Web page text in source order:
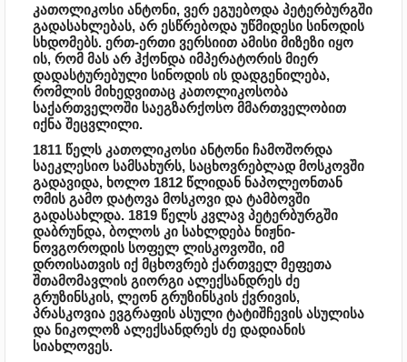
კათოლიკოსი ანტონი, ვერ ეგუებოდა პეტერბურგში
გადასახლებას, არ ესწრებოდა უწმიდესი სინოდის
სხდომებს. ერთ-ერთი ვერსიით ამისი მიზეზი იყო
ის, რომ მას არ ჰქონდა იმპერატორის მიერ
დადასტურებული სინოდის ის დადგენილება,
რომლის მიხედვითაც კათოლიკოსობა
საქართველოში საეგზარქოსო მმართველობით
იქნა შეცვლილი.
1811 წელს კათოლიკოსი ანტონი ჩამოშორდა
საეკლესიო სამსახურს, საცხოვრებლად მოსკოვში
გადავიდა, ხოლო 1812 წლიდან ნაპოლეონთან
ომის გამო დატოვა მოსკოვი და ტამბოვში
გადასახლდა. 1819 წელს კვლავ პეტერბურგში
დაბრუნდა, ბოლოს კი სახლდება ნიჟნი-
ნოვგოროდის სოფელ ლისკოვოში, იმ
დროისათვის იქ მცხოვრებ ქართველ მეფეთა
შთამომავლის გიორგი ალექსანდრეს ძე
გრუზინსკის, ლეონ გრუზინსკის ქვრივის,
პრასკოვია ევგრაფის ასული ტატიშჩევის ასულისა
და ნიკოლოზ ალექსანდრეს ძე დადიანის
სიახლოვეს.